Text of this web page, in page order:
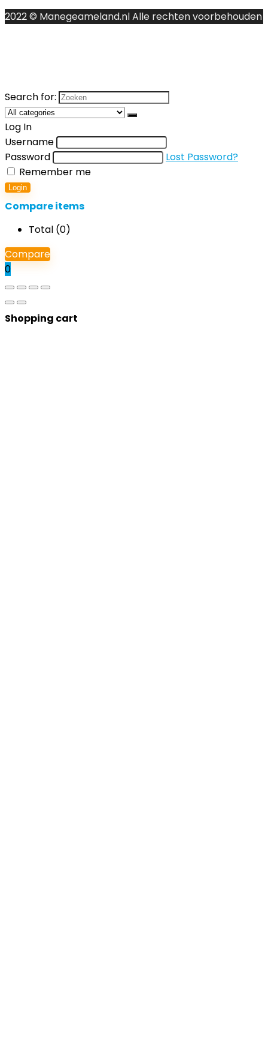
2022 © Manegeameland.nl Alle rechten voorbehouden
Search for:
Log In
Username
Password
Lost Password?
Remember me
Login
Compare items
Total (0)
Compare
0
Shopping cart